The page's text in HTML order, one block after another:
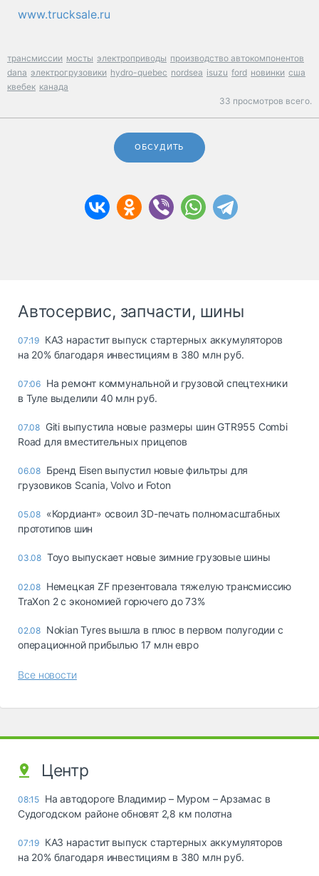
www.trucksale.ru
трансмиссии мосты электроприводы производство автокомпонентов
dana электрогрузовики hydro-quebec nordsea isuzu ford новинки сша
квебек канада
33 просмотров всего.
ОБСУДИТЬ
Автосервис, запчасти, шины
07:19 КАЗ нарастит выпуск стартерных аккумуляторов
на 20% благодаря инвестициям в 380 млн руб.
07:06 На ремонт коммунальной и грузовой спецтехники
в Туле выделили 40 млн руб.
07.08 Giti выпустила новые размеры шин GTR955 Combi
Road для вместительных прицепов
06.08 Бренд Eisen выпустил новые фильтры для
грузовиков Scania, Volvo и Foton
05.08 «Кордиант» освоил 3D-печать полномасштабных
прототипов шин
03.08 Toyo выпускает новые зимние грузовые шины
02.08 Немецкая ZF презентовала тяжелую трансмиссию
TraXon 2 с экономией горючего до 73%
02.08 Nokian Tyres вышла в плюс в первом полугодии с
операционной прибылью 17 млн евро
Все новости
Центр
08:15 На автодороге Владимир – Муром – Арзамас в
Судогодском районе обновят 2,8 км полотна
07:19 КАЗ нарастит выпуск стартерных аккумуляторов
на 20% благодаря инвестициям в 380 млн руб.